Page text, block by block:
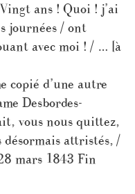
ans ! Quoi ! j’ai
journées / ont
avec moi ! / … [à
copié d’une autre
Desbordes-
vous nous quittez,
désormais attristés, /
mars 1843 Fin